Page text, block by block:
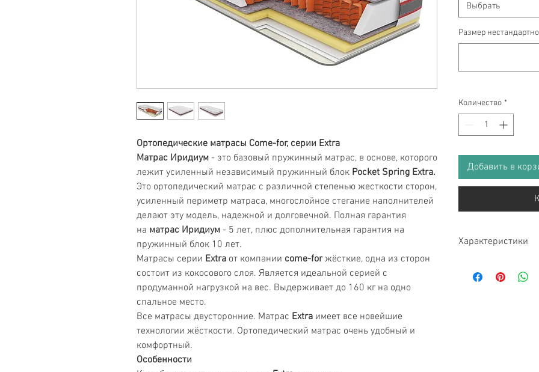
Ортопедические матрасы Сome-for, серии Extra
Матрас Иридиум - это базовый пружинный матрас, в основе, которого
лежит усиленный независимый пружинный блок Pocket Spring Extra.
Это ортопедический матрас с различной степенью жесткости сторон,
усиленный периметр матраса, многослойное стегание наполнителей
делают эту модель, надежной и долговечной. Полная гарантия
на матрас Иридиум - 5 лет, плюс дополнительная гарантия на
пружинный блок 10 лет.
Матрасы серии Extra от компании come-forжёсткие, одна из сторон
состоит из кокосового слоя. Является идеальной серией с
продуманной нагрузкой на вес. Выдерживает до 160 кг на одно
спальное место.
Все матрасы двусторонние. Матрас Extra имеет все новейшие
технологии жёсткости. Ортопедический матрас очень удобный и
комфортный.
Особенности
Выбрать
Размер
Количество *
Добавить в
Характеристики
Тип